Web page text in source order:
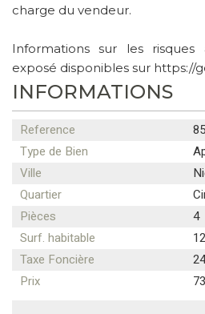
charge du vendeur.
Informations sur les
exposé disponibles sur https://
INFORMATIONS
Reference
Type de Bien
Ville
Quartier
Pièces
4
Surf. habitable
Taxe Foncière
Prix